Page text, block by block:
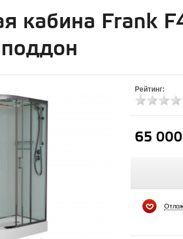
кабина Frank
Рейтинг:
65